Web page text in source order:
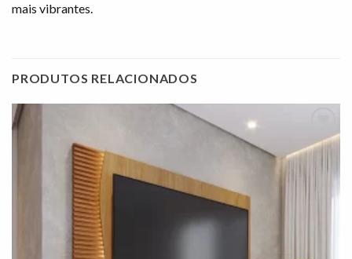
mais vibrantes.
PRODUTOS RELACIONADOS